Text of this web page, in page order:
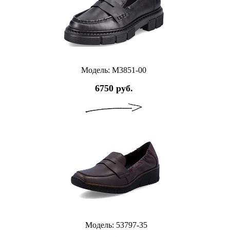
Модель: M3851-00
6750 руб.
Модель: 53797-35